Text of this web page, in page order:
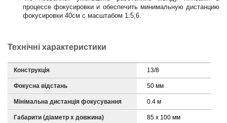
процессе фокусировки и обеспечить минимальную дистанцию
фокусировки 40см с масштабом 1:5,6.
Технічні характеристики
Конструкція 13/8
Фокусна відстань 50 мм
Мінімальна дистанція фокусування 0.4 м
Габарити (діаметр х довжина) 85 x 100 мм